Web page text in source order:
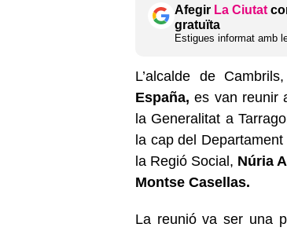
Afegir La Ciutat
gratuïta
Estigues informat amb
L’alcalde de
España, es van reunir
la Generalitat a
la cap del
la Regió Social, Núria
Montse Casellas.
La reunió va ser una